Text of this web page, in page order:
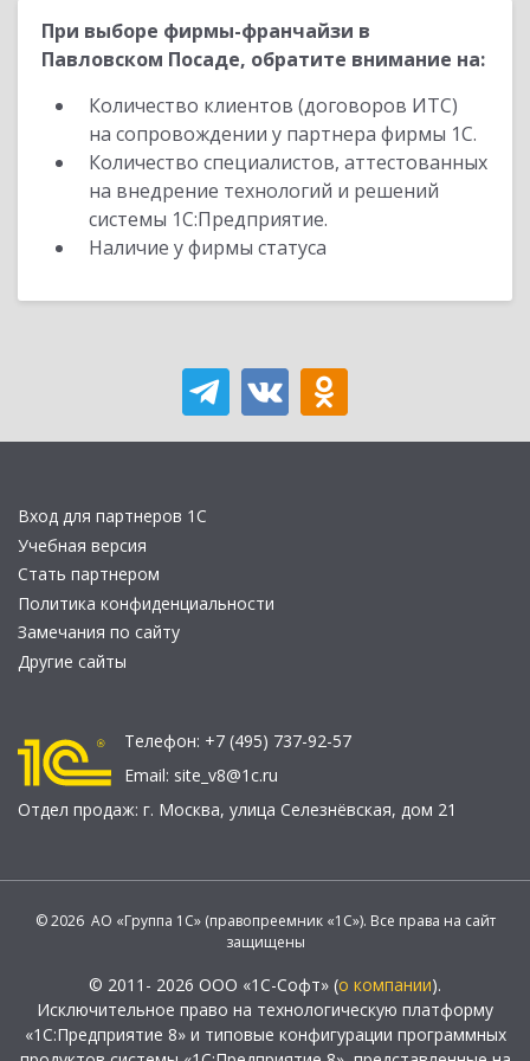
При выборе фирмы-франчайзи в
Павловском Посаде, обратите внимание на:
Количество клиентов (договоров ИТС)
на сопровождении у партнера фирмы 1С.
Количество специалистов, аттестованных
на внедрение технологий и решений
системы 1С:Предприятие.
Наличие у фирмы статуса
Вход для партнеров 1С
Учебная версия
Стать партнером
Политика конфиденциальности
Замечания по сайту
Другие сайты
Телефон: +7 (495) 737-92-57
Email: site_v8@1c.ru
Отдел продаж: г. Москва, улица Селезнёвская, дом 21
© 2026 АО «Группа 1С» (правопреемник «1С»). Все права на сайт
защищены
© 2011- 2026 ООО «1С-Софт» (о компании).
Исключительное право на технологическую платформу
«1С:Предприятие 8» и типовые конфигурации программных